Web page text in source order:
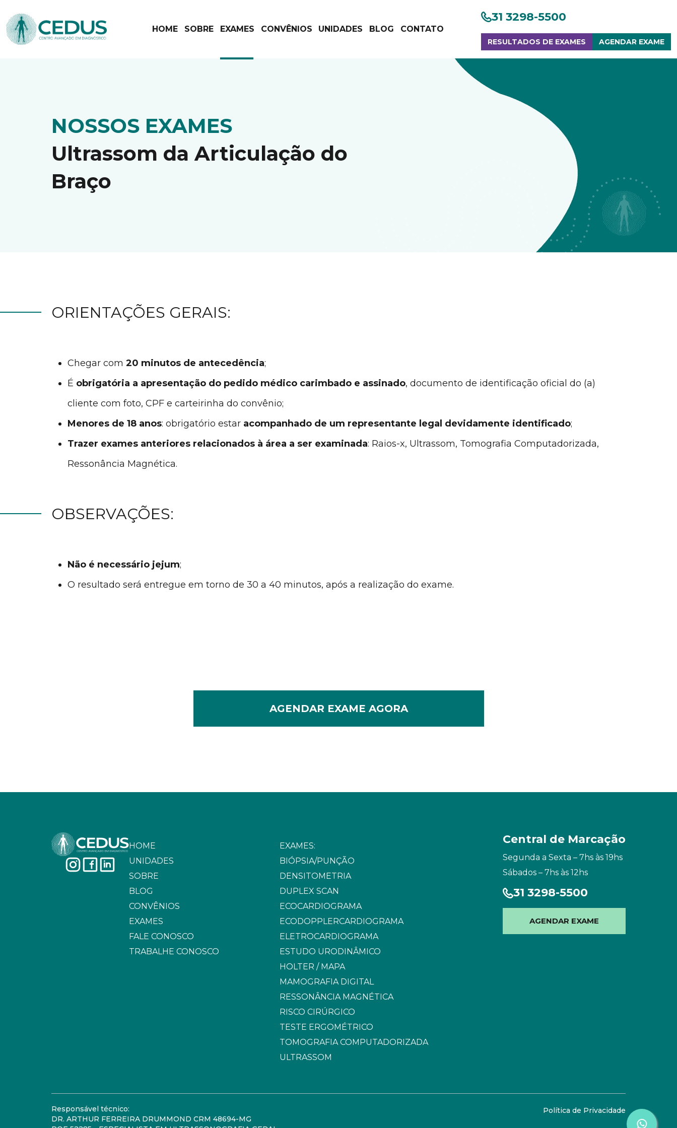
HOME SOBRE EXAMES CONVÊNIOS UNIDADES BLOG CONTATO
31 3298-5500
RESULTADOS DE EXAMES AGENDAR EXAME
NOSSOS EXAMES
Ultrassom da Articulação do
Braço
ORIENTAÇÕES GERAIS:
Chegar com 20 minutos de antecedência;
É obrigatória a apresentação do pedido médico carimbado e assinado, documento de identificação oficial do (a)
cliente com foto, CPF e carteirinha do convênio;
Menores de 18 anos: obrigatório estar acompanhado de um representante legal devidamente identificado;
Trazer exames anteriores relacionados à área a ser examinada: Raios-x, Ultrassom, Tomografia Computadorizada,
Ressonância Magnética.
OBSERVAÇÕES:
Não é necessário jejum;
O resultado será entregue em torno de 30 a 40 minutos, após a realização do exame.
AGENDAR EXAME AGORA
HOME
UNIDADES
SOBRE
BLOG
CONVÊNIOS
EXAMES
FALE CONOSCO
TRABALHE CONOSCO
EXAMES:
BIÓPSIA/PUNÇÃO
DENSITOMETRIA
DUPLEX SCAN
ECOCARDIOGRAMA
ECODOPPLERCARDIOGRAMA
ELETROCARDIOGRAMA
ESTUDO URODINÂMICO
HOLTER / MAPA
MAMOGRAFIA DIGITAL
RESSONÂNCIA MAGNÉTICA
RISCO CIRÚRGICO
TESTE ERGOMÉTRICO
TOMOGRAFIA COMPUTADORIZADA
ULTRASSOM
Central de Marcação
Segunda a Sexta – 7hs às 19hs
Sábados – 7hs às 12hs
31 3298-5500
AGENDAR EXAME
Responsável técnico:
DR. ARTHUR FERREIRA DRUMMOND CRM 48694-MG
Política de Privacidade